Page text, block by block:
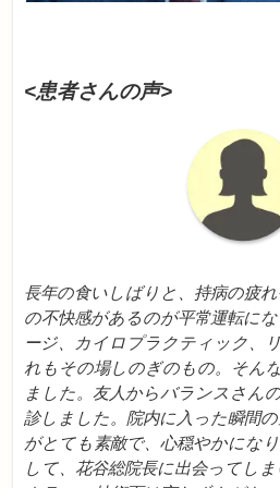
<患者さんの声>
長年の食いしばりと、持病の疲
の不快感があるのが平常運転に
ージ、カイロプラクティック、
れもその場しのぎのもの。そん
ました。友人からバランスさん
診しました。院内に入った瞬間
がとても素敵で、心穏やかにな
して、花谷総院長に出会ってし